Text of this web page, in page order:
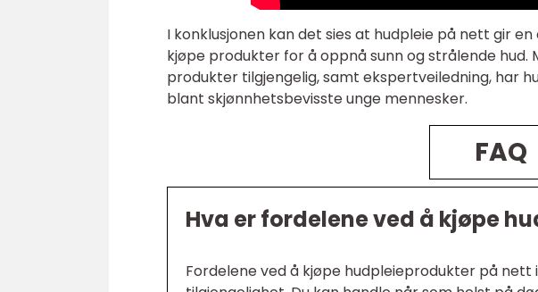
I konklusjonen kan det sies at hudpleie på nett gir
kjøpe produkter for å oppnå sunn og strålende
produkter tilgjengelig, samt ekspertveiledning, har
blant skjønnhetsbevisste unge mennesker.
FAQ
Hva er fordelene ved å kjøpe
Fordelene ved å kjøpe hudpleieprodukter på